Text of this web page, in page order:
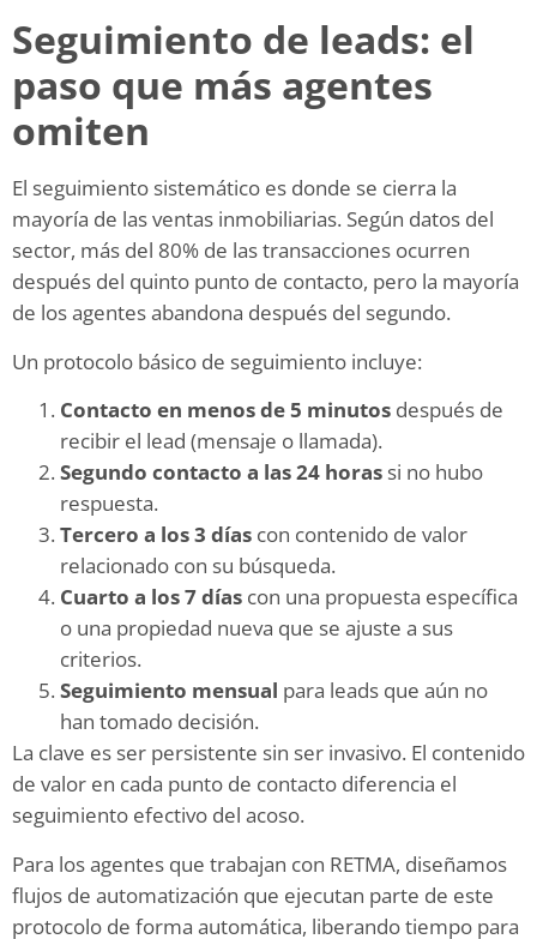
Seguimiento de leads: el
paso que más agentes
omiten
El seguimiento sistemático es donde se cierra la
mayoría de las ventas inmobiliarias. Según datos del
sector, más del 80% de las transacciones ocurren
después del quinto punto de contacto, pero la mayoría
de los agentes abandona después del segundo.
Un protocolo básico de seguimiento incluye:
Contacto en menos de 5 minutos después de
recibir el lead (mensaje o llamada).
Segundo contacto a las 24 horas si no hubo
respuesta.
Tercero a los 3 días con contenido de valor
relacionado con su búsqueda.
Cuarto a los 7 días con una propuesta específica
o una propiedad nueva que se ajuste a sus
criterios.
Seguimiento mensual para leads que aún no
han tomado decisión.
La clave es ser persistente sin ser invasivo. El contenido
de valor en cada punto de contacto diferencia el
seguimiento efectivo del acoso.
Para los agentes que trabajan con RETMA, diseñamos
flujos de automatización que ejecutan parte de este
protocolo de forma automática, liberando tiempo para